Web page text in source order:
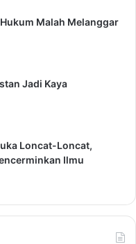
Malah Melanggar
Jadi Kaya
Loncat-Loncat,
Ilmu